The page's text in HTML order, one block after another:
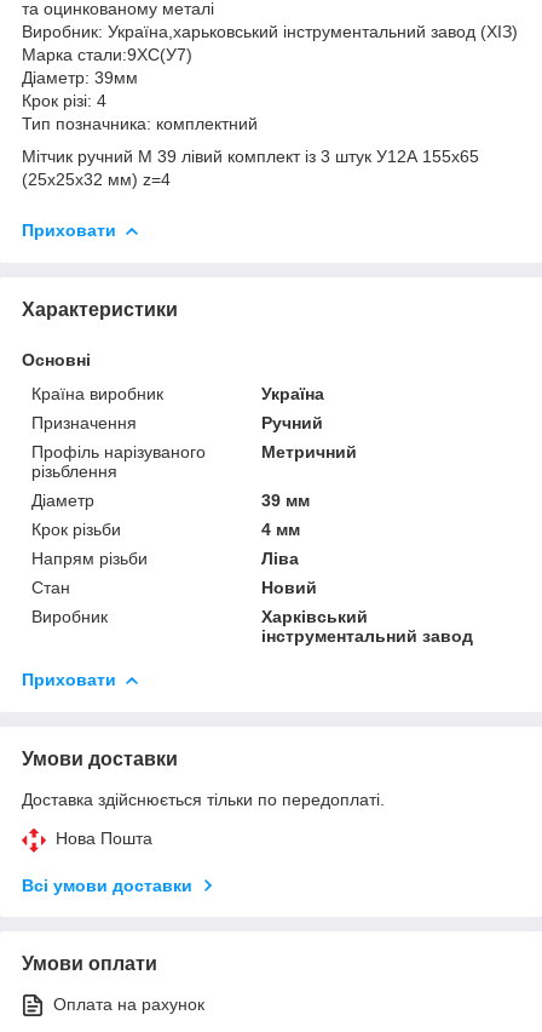
та оцинкованому металі
Виробник: Україна,харьковський інструментальний завод (ХІЗ)
Марка стали:9ХС(У7)
Діаметр: 39мм
Крок різі: 4
Тип позначника: комплектний
Мітчик ручний М 39 лівий комплект із 3 штук У12А 155х65
(25х25х32 мм) z=4
Приховати
Характеристики
Основні
Країна виробник
Україна
Призначення
Ручний
Профіль нарізуваного
різьблення
Метричний
Діаметр
39 мм
Крок різьби
4 мм
Напрям різьби
Ліва
Стан
Новий
Виробник
Харківський
інструментальний завод
Приховати
Умови доставки
Доставка здійснюється тільки по передоплаті.
Нова Пошта
Всі умови доставки
Умови оплати
Оплата на рахунок